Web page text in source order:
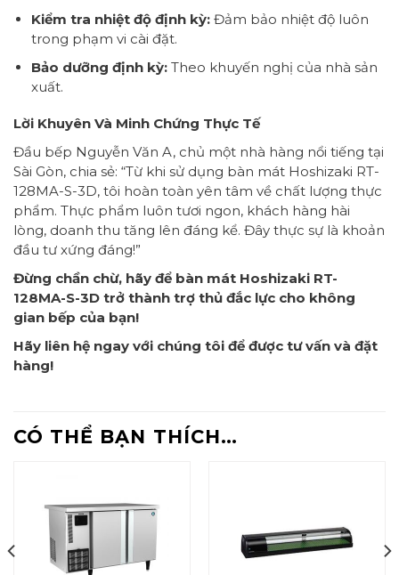
Kiểm tra nhiệt độ định kỳ:Đảm bảo nhiệt độ luôn
trong phạm vi cài đặt.
Bảo dưỡng định kỳ:Theo khuyến nghị của nhà sản
xuất.
Lời Khuyên Và Minh Chứng Thực Tế
Đầu bếp Nguyễn Văn A, chủ một nhà hàng nổi tiếng tại
Sài Gòn, chia sẻ: “Từ khi sử dụng bàn mát Hoshizaki RT-
128MA-S-3D, tôi hoàn toàn yên tâm về chất lượng thực
phẩm. Thực phẩm luôn tươi ngon, khách hàng hài
lòng, doanh thu tăng lên đáng kể. Đây thực sự là khoản
đầu tư xứng đáng!”
Đừng chần chừ, hãy để bàn mát Hoshizaki RT-
128MA-S-3D trở thành trợ thủ đắc lực cho không
gian bếp của bạn!
Hãy liên hệ ngay với chúng tôi để được tư vấn và đặt
hàng!
CÓ THỂ BẠN THÍCH…